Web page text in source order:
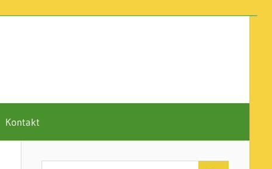
Kontakt